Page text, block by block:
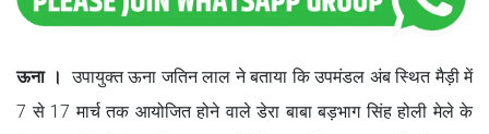
ऊना । उपायुक्त ऊना जतिन लाल ने बताया कि उपमंडल अंब स्थित मैड़ी में
7 से 17 मार्च तक आयोजित होने वाले डेरा बाबा बड़भाग सिंह होली मेले के